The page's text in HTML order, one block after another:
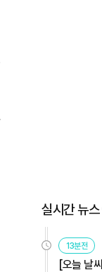
실시간 뉴스
13분전
[오늘 날